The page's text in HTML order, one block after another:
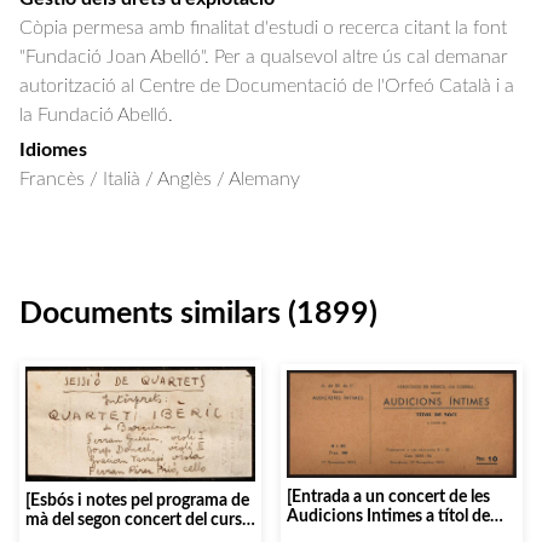
Còpia permesa amb finalitat d'estudi o recerca citant la font
"Fundació Joan Abelló". Per a qualsevol altre ús cal demanar
autorització al Centre de Documentació de l'Orfeó Català i a
la Fundació Abelló.
Idiomes
Francès / Italià / Anglès / Alemany
Documents similars (1899)
[Esbós i notes pel programa de
mà del segon concert del curs
[Entrada a un concert de les
Audicions Intimes a títol de